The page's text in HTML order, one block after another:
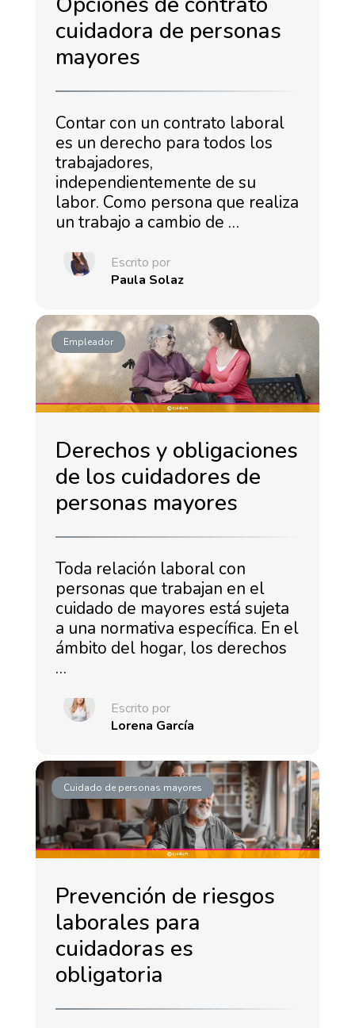
cuidadora de personas
mayores
Contar con un contrato laboral
es un derecho para todos los
trabajadores,
independientemente de su
labor. Como persona que realiza
un trabajo a cambio de …
Escrito por
Paula Solaz
Empleador
Derechos y obligaciones
de los cuidadores de
personas mayores
Toda relación laboral con
personas que trabajan en el
cuidado de mayores está sujeta
a una normativa específica. En el
ámbito del hogar, los derechos
…
Escrito por
Lorena García
Cuidado de personas mayores
Prevención de riesgos
laborales para
cuidadoras es
obligatoria